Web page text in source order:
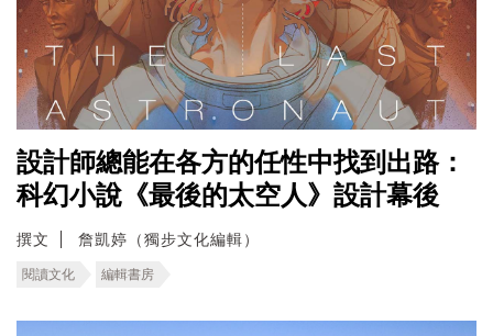
設計師總能在各方的任性中找到出路：
科幻小說《最後的太空人》設計幕後
撰文 詹凱婷（獨步文化編輯）
閱讀文化 編輯書房